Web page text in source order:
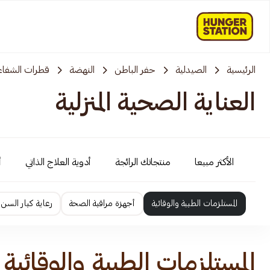
الرئيسية الصيدلية حفر الباطن النهضة قطرات
العناية الصحية المنزلية
الأكثر مبيعا منتجاتك الرائجة أدوية العلاج الذاتي
المستلزمات الطبية والوقائية أجهزة مراقبة الصحة رعاية كبار السن
المستلزمات الطبية والوقائية